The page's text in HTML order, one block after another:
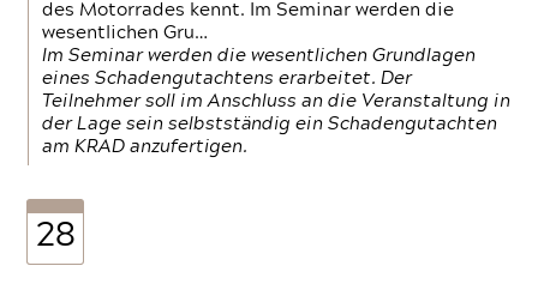
des Motorrades kennt. Im Seminar werden die
wesentlichen Gru…
Im Seminar werden die wesentlichen Grundlagen
eines Schadengutachtens erarbeitet. Der
Teilnehmer soll im Anschluss an die Veranstaltung in
der Lage sein selbstständig ein Schadengutachten
am KRAD anzufertigen.
28